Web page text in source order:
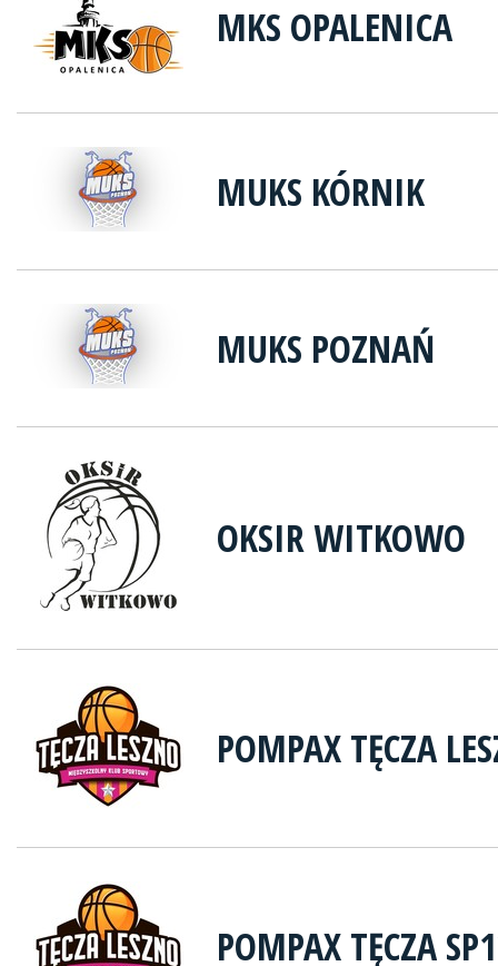
MKS OPALENICA
MUKS KÓRNIK
MUKS POZNAŃ
OKSIR WITKOWO
POMPAX TĘCZA
POMPAX TĘCZA